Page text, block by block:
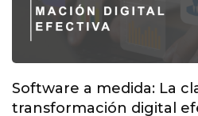
Software a medida: La
transformación digital